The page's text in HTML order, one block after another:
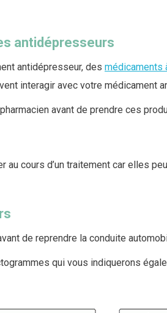
antidépresseurs
antidépresseur, des médicaments
interagir avec votre médicament
avant de prendre ces
cours d’un traitement car elles
de reprendre la conduite
qui vous indiquerons